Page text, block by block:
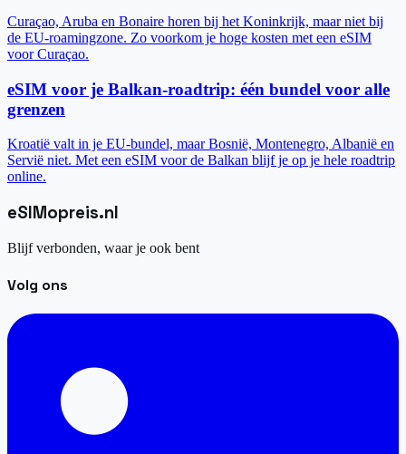
Curaçao, Aruba en Bonaire horen bij het Koninkrijk, maar niet bij
de EU-roamingzone. Zo voorkom je hoge kosten met een eSIM
voor Curaçao.
eSIM voor je Balkan-roadtrip: één bundel voor alle
grenzen
Kroatië valt in je EU-bundel, maar Bosnië, Montenegro, Albanië en
Servië niet. Met een eSIM voor de Balkan blijf je op je hele roadtrip
online.
eSIMopreis.nl
Blijf verbonden, waar je ook bent
Volg ons